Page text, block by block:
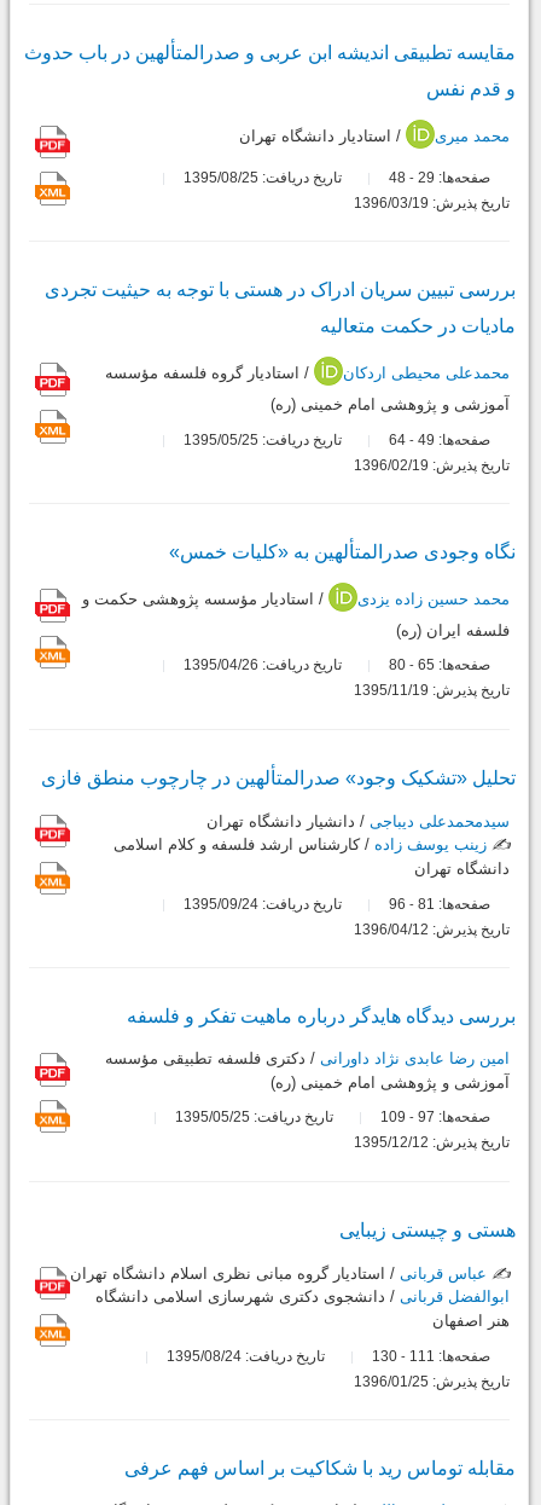
مقایسه تطبیقى اندیشه ابن عربى و صدرالمتألهین در باب حدوث
و قدم نفس
محمد میری / استادیار دانشگاه تهران
صفحه‌ها: 29
-
تاریخ دریافت: 1395/08/25
تاریخ پذیرش: 1396/03/19
بررسى تبیین سریان ادراک در هستى با توجه به حیثیت تجردى
مادیات در حکمت متعالیه
محمدعلی محیطی اردکان
/ استادیار گروه فلسفه مؤسسه
آموزشى و پژوهشى امام خمینى (ره)
صفحه‌ها: 49
-
تاریخ دریافت: 1395/05/25
تاریخ پذیرش: 1396/02/19
نگاه وجودى صدرالمتألهین به «کلیات خمس»
محمد حسین زاده یزدی
/ استادیار مؤسسه پژوهشى حکمت و
فلسفه ایران (ره)
صفحه‌ها: 65
-
تاریخ دریافت: 1395/04/26
تاریخ پذیرش: 1395/11/19
تحلیل «تشکیک وجود» صدرالمتألهین در چارچوب منطق فازى
سیدمحمدعلی دیباجی / دانشیار دانشگاه تهران
✍️ زینب یوسف زاده / کارشناس ارشد فلسفه و کلام اسلامى
دانشگاه تهران
صفحه‌ها: 81
-
تاریخ دریافت: 1395/09/24
تاریخ پذیرش: 1396/04/12
بررسى دیدگاه هایدگر درباره ماهیت تفکر و فلسفه
امین رضا عابدی نژاد داورانی / دکترى فلسفه تطبیقى مؤسسه
آموزشى و پژوهشى امام خمینى (ره)
صفحه‌ها: 97
-
تاریخ دریافت: 1395/05/25
تاریخ پذیرش: 1395/12/12
هستى و چیستى زیبایى
✍️ عباس قربانی / استادیار گروه مبانى نظرى اسلام دانشگاه تهران
ابوالفضل قربانی / دانشجوى دکترى شهرسازى اسلامى دانشگاه
هنر اصفهان
صفحه‌ها: 111
-
تاریخ دریافت: 1395/08/24
تاریخ پذیرش: 1396/01/25
مقابله توماس رید با شکاکیت بر اساس فهم عرفى